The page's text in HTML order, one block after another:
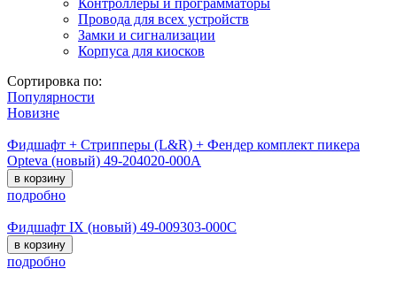
Провода для всех устройств
Замки и сигнализации
Корпуса для киосков
Сортировка по:
Популярности
Новизне
Фидшафт + Стрипперы (L&R) + Фендер комплект пикера
Opteva (новый) 49-204020-000A
в корзину
подробно
Фидшафт IX (новый) 49-009303-000C
в корзину
подробно